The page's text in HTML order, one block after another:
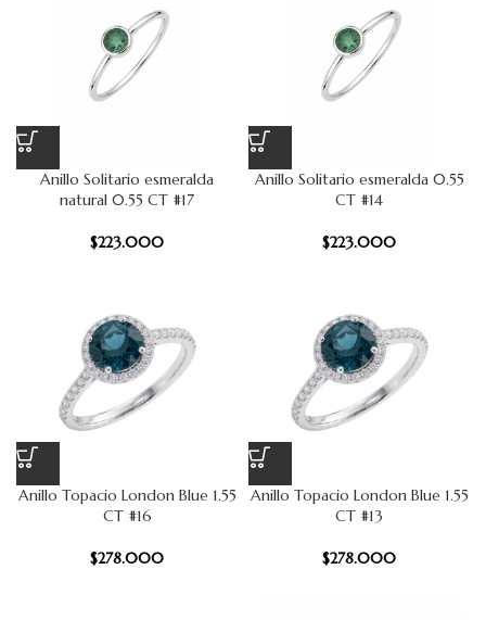
Anillo Solitario esmeralda
natural 0.55 CT #17
$223.000
Anillo Solitario esmeralda 0.55
CT #14
$223.000
Anillo Topacio London Blue 1.55
CT #16
$278.000
Anillo Topacio London Blue 1.55
CT #13
$278.000